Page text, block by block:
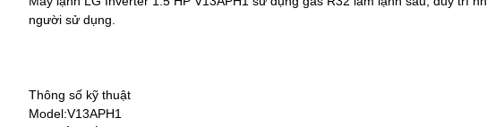
người sử dụng.
Thông số kỹ thuật
Model:V13APH1